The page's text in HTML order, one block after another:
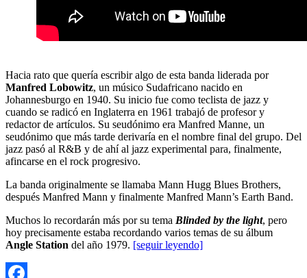
Hacia rato que quería escribir algo de esta banda liderada por
Manfred Lobowitz, un músico Sudafricano nacido en
Johannesburgo en 1940. Su inicio fue como teclista de jazz y
cuando se radicó en Inglaterra en 1961 trabajó de profesor y
redactor de artículos. Su seudónimo era Manfred Manne, un
seudónimo que más tarde derivaría en el nombre final del grupo. Del
jazz pasó al R&B y de ahí al jazz experimental para, finalmente,
afincarse en el rock progresivo.
La banda originalmente se llamaba Mann Hugg Blues Brothers,
después Manfred Mann y finalmente Manfred Mann’s Earth Band.
Muchos lo recordarán más por su tema Blinded by the light, pero
hoy precisamente estaba recordando varios temas de su álbum
Angle Station del año 1979. [seguir leyendo]